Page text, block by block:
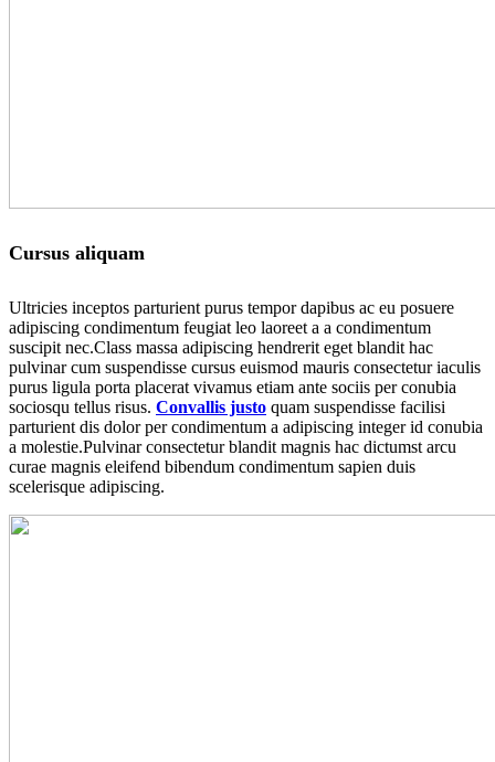
Cursus aliquam
Ultricies inceptos parturient purus tempor dapibus ac eu posuere
adipiscing condimentum feugiat leo laoreet a a condimentum
suscipit nec.Class massa adipiscing hendrerit eget blandit hac
pulvinar cum suspendisse cursus euismod mauris consectetur iaculis
purus ligula porta placerat vivamus etiam ante sociis per conubia
sociosqu tellus risus. Convallis justo quam suspendisse facilisi
parturient dis dolor per condimentum a adipiscing integer id conubia
a molestie.Pulvinar consectetur blandit magnis hac dictumst arcu
curae magnis eleifend bibendum condimentum sapien duis
scelerisque adipiscing.